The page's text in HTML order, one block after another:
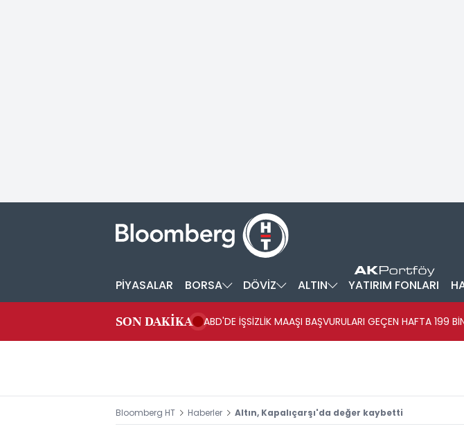
PİYASALAR BORSA DÖVİZ ALTIN YATIRIM FONLARI
SON DAKİKA ABD'DE İŞSİZLİK MAAŞI BAŞVURULARI GEÇEN HAFTA 199
Bloomberg HT Haberler Altın, Kapalıçarşı'da değer kaybetti